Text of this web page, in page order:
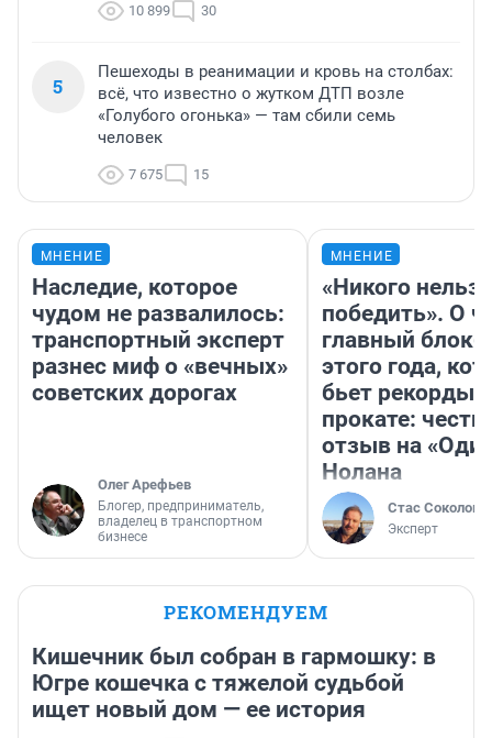
10 899 30
5
Пешеходы в реанимации и кровь на столбах:
всё, что известно о жутком ДТП возле
«Голубого огонька» — там сбили семь
человек
7 675 15
МНЕНИЕ
Наследие, которое
чудом не развалилось:
транспортный эксперт
разнес миф о «вечных»
советских дорогах
Олег Арефьев
Блогер, предприниматель,
владелец в транспортном
бизнесе
МНЕНИЕ
«Никого нельзя
победить». О
главный
этого года,
бьет рекорды в
прокате:
отзыв на
Нолана
Стас Соколов
Эксперт
РЕКОМЕНДУЕМ
Кишечник был собран в гармошку: в
Югре кошечка с тяжелой судьбой
ищет новый дом — ее история